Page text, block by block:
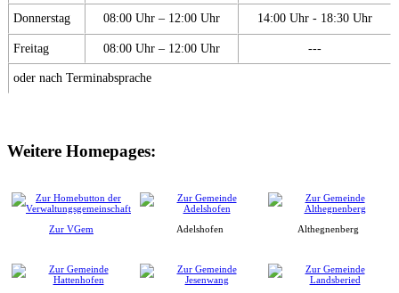
Donnerstag 08:00 Uhr – 12:00 Uhr 14:00 Uhr - 18:30 Uhr
Freitag 08:00 Uhr – 12:00 Uhr ---
oder nach Terminabsprache
Weitere Homepages:
Zur VGem Adelshofen Althegnenberg